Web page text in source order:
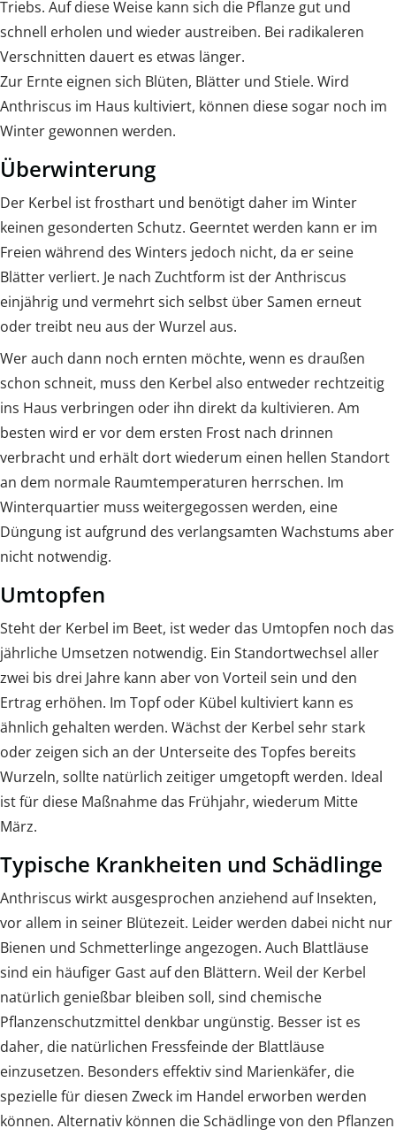
Triebs. Auf diese Weise kann sich die Pflanze gut und
schnell erholen und wieder austreiben. Bei radikaleren
Verschnitten dauert es etwas länger.
Zur Ernte eignen sich Blüten, Blätter und Stiele. Wird
Anthriscus im Haus kultiviert, können diese sogar noch im
Winter gewonnen werden.
Überwinterung
Der Kerbel ist frosthart und benötigt daher im Winter
keinen gesonderten Schutz. Geerntet werden kann er im
Freien während des Winters jedoch nicht, da er seine
Blätter verliert. Je nach Zuchtform ist der Anthriscus
einjährig und vermehrt sich selbst über Samen erneut
oder treibt neu aus der Wurzel aus.
Wer auch dann noch ernten möchte, wenn es draußen
schon schneit, muss den Kerbel also entweder rechtzeitig
ins Haus verbringen oder ihn direkt da kultivieren. Am
besten wird er vor dem ersten Frost nach drinnen
verbracht und erhält dort wiederum einen hellen Standort
an dem normale Raumtemperaturen herrschen. Im
Winterquartier muss weitergegossen werden, eine
Düngung ist aufgrund des verlangsamten Wachstums aber
nicht notwendig.
Umtopfen
Steht der Kerbel im Beet, ist weder das Umtopfen noch das
jährliche Umsetzen notwendig. Ein Standortwechsel aller
zwei bis drei Jahre kann aber von Vorteil sein und den
Ertrag erhöhen. Im Topf oder Kübel kultiviert kann es
ähnlich gehalten werden. Wächst der Kerbel sehr stark
oder zeigen sich an der Unterseite des Topfes bereits
Wurzeln, sollte natürlich zeitiger umgetopft werden. Ideal
ist für diese Maßnahme das Frühjahr, wiederum Mitte
März.
Typische Krankheiten und Schädlinge
Anthriscus wirkt ausgesprochen anziehend auf Insekten,
vor allem in seiner Blütezeit. Leider werden dabei nicht nur
Bienen und Schmetterlinge angezogen. Auch Blattläuse
sind ein häufiger Gast auf den Blättern. Weil der Kerbel
natürlich genießbar bleiben soll, sind chemische
Pflanzenschutzmittel denkbar ungünstig. Besser ist es
daher, die natürlichen Fressfeinde der Blattläuse
einzusetzen. Besonders effektiv sind Marienkäfer, die
spezielle für diesen Zweck im Handel erworben werden
können. Alternativ können die Schädlinge von den Pflanzen